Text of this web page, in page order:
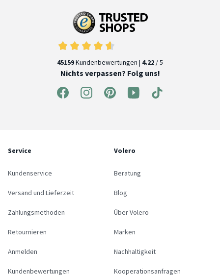
45159Kundenbewertungen | 4.22 / 5
Nichts verpassen? Folg uns!
Service
Kundenservice
Versand und Lieferzeit
Zahlungsmethoden
Retournieren
Anmelden
Kundenbewertungen
Volero
Beratung
Blog
Über Volero
Marken
Nachhaltigkeit
Kooperationsanfragen